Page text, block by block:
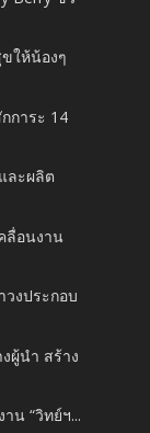
ให้น้องๆ
การะ 14
ละผลิต
ลื่อนงาน
งประกอบ
ผู้นำ สร้าง
น “วิทย์ฯ...